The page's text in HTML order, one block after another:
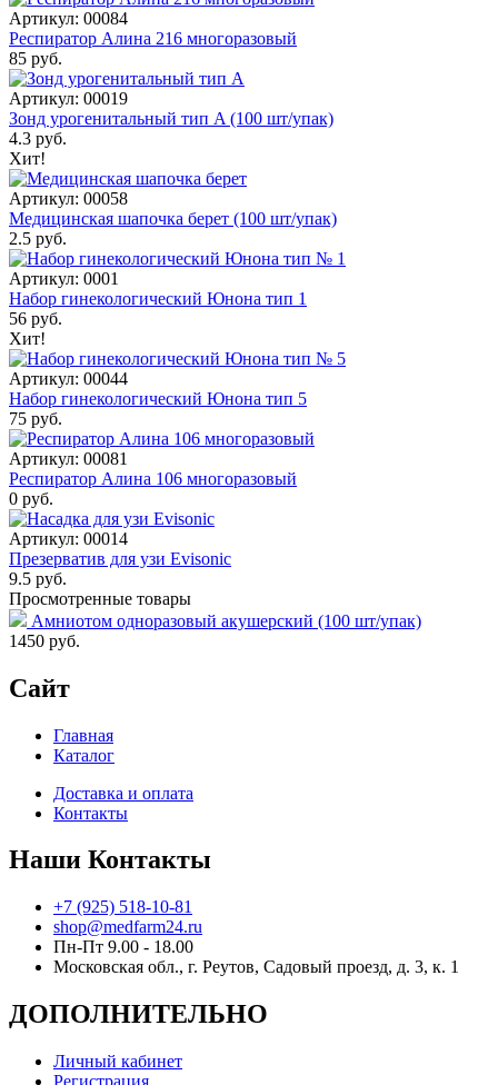
Артикул: 00084
Респиратор Алина 216 многоразовый
85 руб.
Артикул: 00019
Зонд урогенитальный тип A (100 шт/упак)
4.3 руб.
Хит!
Артикул: 00058
Медицинская шапочка берет (100 шт/упак)
2.5 руб.
Артикул: 0001
Набор гинекологический Юнона тип 1
56 руб.
Хит!
Артикул: 00044
Набор гинекологический Юнона тип 5
75 руб.
Артикул: 00081
Респиратор Алина 106 многоразовый
0 руб.
Артикул: 00014
Презерватив для узи Evisonic
9.5 руб.
Просмотренные товары
Амниотом одноразовый акушерский (100 шт/упак)
1450 руб.
Сайт
Главная
Каталог
Доставка и оплата
Контакты
Наши Контакты
+7 (925) 518-10-81
shop@medfarm24.ru
Пн-Пт 9.00 - 18.00
Московская обл., г. Реутов, Садовый проезд, д. 3, к. 1
ДОПОЛНИТЕЛЬНО
Личный кабинет